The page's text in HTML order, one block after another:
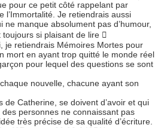
pour ce petit côté rappelant par
l’Immortalité. Je retiendrais aussi
ne manque absolument pas d’humour,
toujours si plaisant de lire 
je retiendrais Mémoires Mortes pour
mort en ayant trop quitté le monde réel
pour lequel des questions se sont
nouvelle, chacune ayant son
de Catherine, se doivent d’avoir et qui
personnes ne connaissant pas
très précise de sa qualité d’écriture.